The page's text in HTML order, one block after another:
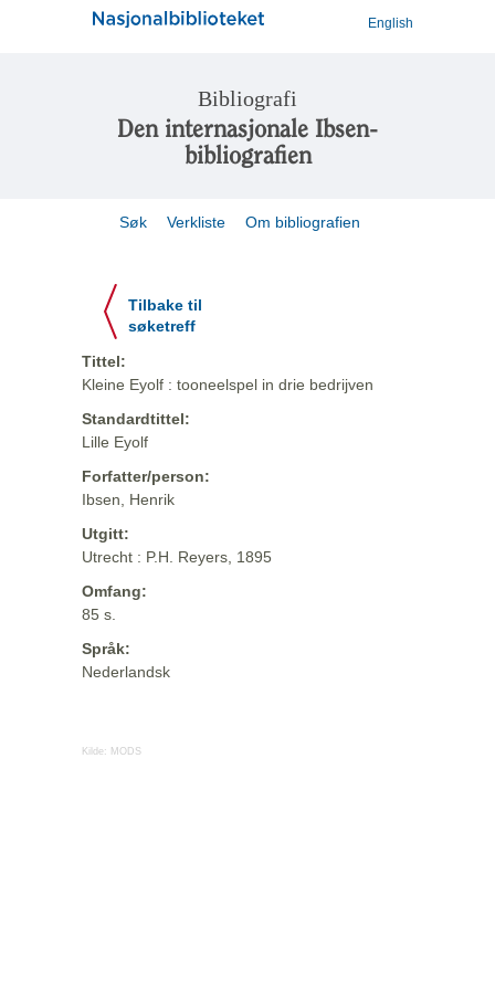
English
Bibliografi
Den internasjonale Ibsen-
bibliografien
Søk Verkliste Om bibliografien
Tilbake til
søketreff
Tittel:
Kleine Eyolf : tooneelspel in drie bedrijven
Standardtittel:
Lille Eyolf
Forfatter/person:
Ibsen, Henrik
Utgitt:
Utrecht : P.H. Reyers, 1895
Omfang:
85 s.
Språk:
Nederlandsk
Kilde: MODS